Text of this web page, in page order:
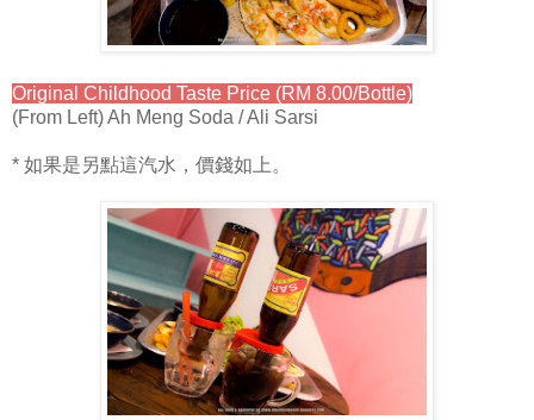
Original Childhood Taste Price (RM 8.00/Bottle)
(From Left) Ah Meng Soda / Ali Sarsi
* 如果是另點這汽水，價錢如上。